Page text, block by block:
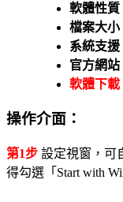
軟體性質
檔案大小
系統支援
官方網站
軟體下載
操作介面：
第1步 設定視窗，可
得勾選「Start with